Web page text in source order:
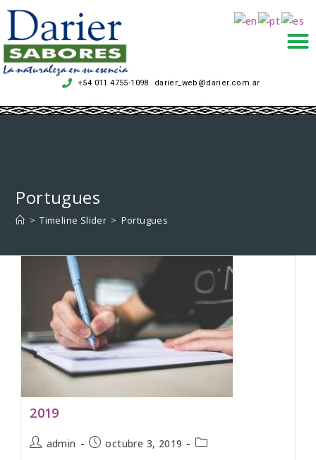
+54 011 4755-1098 darier_web@darier.com.ar
.
Portugues
> Timeline Slider > Portugues
2019
admin octubre 3, 2019